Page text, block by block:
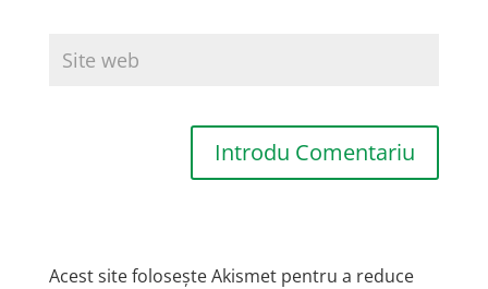
Introdu Comentariu
Acest site folosește Akismet pentru a reduce